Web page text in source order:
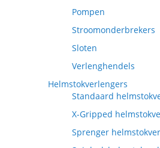
Pompen
Stroomonderbrekers
Sloten
Verlenghendels
Helmstokverlengers
Standaard
X-Gripped
Sprenger